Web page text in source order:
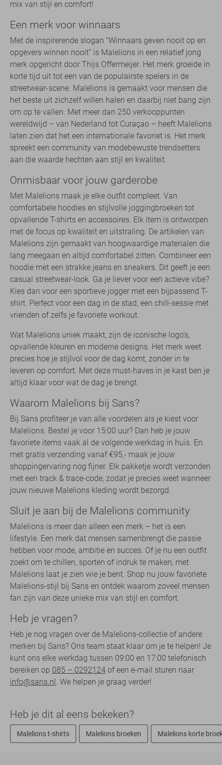
mix van stijl en comfort!
Een merk voor winnaars
Met de inspirerende slogan “Winnaars geven nooit op en
opgevers winnen nooit” is Malelions in een relatief jong
merk opgericht door Thijs Offermeijer. Het merk groeide in
korte tijd uit tot een van de populairste spelers in de
streetwear-scene. Malelions is gemaakt voor mensen die
het beste uit zichzelf willen halen en daarbij niet bang zijn
om op te vallen. Met meer dan 250 verkooppunten
wereldwijd – van Nederland tot Curaçao – heeft Malelions
laten zien dat het een internationale favoriet is. Het merk
spreekt een community van modebewuste trendsetters
aan die waarde hechten aan stijl en kwaliteit.
Onmisbaar voor jouw garderobe
Met Malelions maak je elke outfit compleet. Van
comfortabele hoodies en stijlvolle joggingbroeken tot
opvallende T-shirts en accessoires. Elk item is ontworpen
met de focus op kwaliteit en uitstraling. De artikelen van
Malelions zijn gemaakt van hoogwaardige materialen die
lang meegaan en altijd comfortabel zitten. Combineer een
hoodie met een strakke jeans en sneakers. Dit geeft je een
casual streetwear-look. Ga je liever voor een actieve vibe?
Kies dan voor een sportieve jogger met een bijpassend T-
shirt. Perfect voor een dag in de stad, een chill-sessie met
vrienden of zelfs je favoriete workout.
Wat Malelions uniek maakt, zijn de iconische logo’s,
opvallende kleuren en moderne designs. Het merk weet
precies hoe je stijlvol voor de dag komt, zonder in te
leveren op comfort. Met deze must-haves in je kast ben je
altijd klaar voor wat de dag je brengt.
Waarom Malelions bij Sans?
Bij Sans profiteer je van alle voordelen als je kiest voor
Malelions. Bestel je voor 15:00 uur? Dan heb je jouw
favoriete items vaak al de volgende werkdag in huis. En
met gratis verzending vanaf €95,- maak je jouw
shoppingervaring nog fijner. Elk pakketje wordt verzonden
met een track & trace-code, zodat je precies weet wanneer
jouw nieuwe Malelions kleding wordt bezorgd.
Sluit je aan bij de Malelions community
Malelions is meer dan alleen een merk – het is een
lifestyle. Een merk dat mensen samenbrengt die passie
hebben voor mode, ambitie en succes. Of je nu een outfit
zoekt om te chillen, sporten of indruk te maken, met
Malelions laat je zien wie je bent. Shop nu jouw favoriete
Malelions-stijl bij Sans en ontdek waarom zoveel mensen
fan zijn van deze unieke mix van stijl en comfort.
Heb je vragen?
Heb je nog vragen over de Malelions-collectie of andere
merken bij Sans? Ons team staat klaar om je te helpen! Je
kunt ons elke werkdag tussen 09:00 en 17:00 telefonisch
bereiken op 085 – 0292124 of een e-mail sturen naar
info@sans.nl. We helpen je graag verder!
Heb je dit al eens bekeken?
Malelions t-shirts Malelions broeken Malelions korte